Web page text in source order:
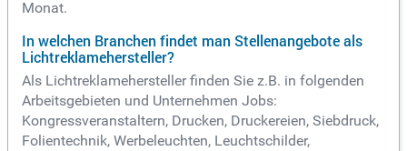
Monat.
In welchen Branchen findet man Stellenangebote als
Lichtreklamehersteller?
Als Lichtreklamehersteller finden Sie z.B. in folgenden
Arbeitsgebieten und Unternehmen Jobs:
Kongressveranstaltern, Drucken, Druckereien, Siebdruck,
Folientechnik, Werbeleuchten, Leuchtschilder,